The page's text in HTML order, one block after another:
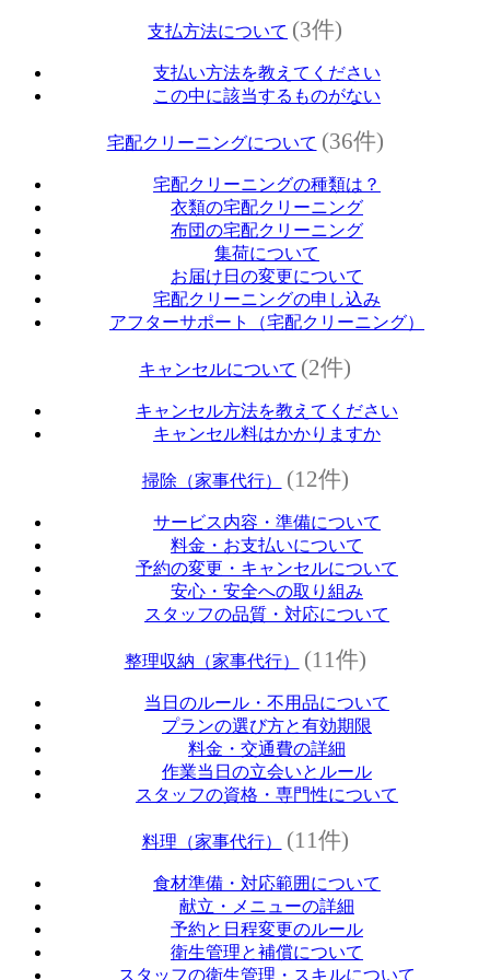
支払方法について (3件)
支払い方法を教えてください
この中に該当するものがない
宅配クリーニングについて (36件)
宅配クリーニングの種類は？
衣類の宅配クリーニング
布団の宅配クリーニング
集荷について
お届け日の変更について
宅配クリーニングの申し込み
アフターサポート（宅配クリーニング）
キャンセルについて (2件)
キャンセル方法を教えてください
キャンセル料はかかりますか
掃除（家事代行） (12件)
サービス内容・準備について
料金・お支払いについて
予約の変更・キャンセルについて
安心・安全への取り組み
スタッフの品質・対応について
整理収納（家事代行） (11件)
当日のルール・不用品について
プランの選び方と有効期限
料金・交通費の詳細
作業当日の立会いとルール
スタッフの資格・専門性について
料理（家事代行） (11件)
食材準備・対応範囲について
献立・メニューの詳細
予約と日程変更のルール
衛生管理と補償について
スタッフの衛生管理・スキルについて